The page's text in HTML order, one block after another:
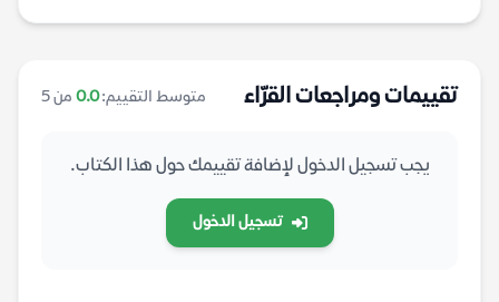
تقييمات ومراجعات القرّاء متوسط التقييم:0.0 من 5
يجب تسجيل الدخول لإضافة تقييمك حول هذا الكتاب.
تسجيل الدخول